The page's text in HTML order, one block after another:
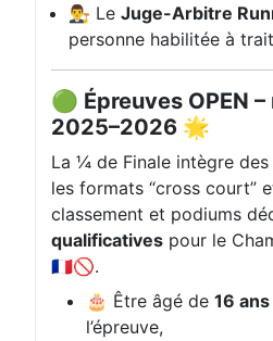
👨‍⚖️ Le Juge-Arbitre
personne habilitée à
🟢 Épreuves OPEN
2025–2026 🌟
La ¼ de Finale intègre des
les formats “cross court”
classement et podiums
qualificatives pour le
🇫🇷🚫.
🎂 Être âgé de 16
l’épreuve,